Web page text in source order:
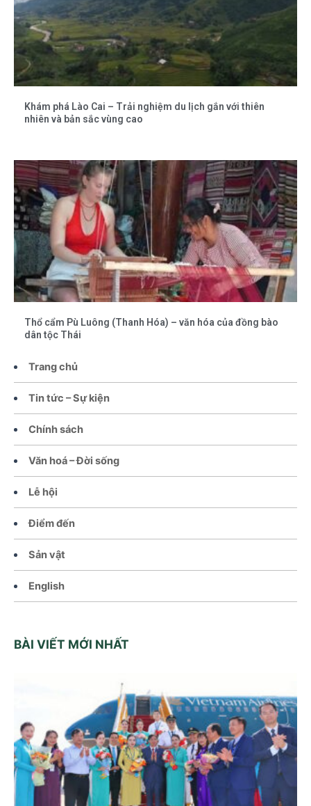
Trang chủ
Tin tức – Sự kiện
Chính sách
Văn hoá – Đời sống
Lễ hội
Điểm đến
Sản vật
English
BÀI VIẾT MỚI NHẤT
Khám phá Lào Cai – Trải nghiệm du lịch gắn với thiên
nhiên và bản sắc vùng cao
Thổ cẩm Pù Luông (Thanh Hóa) – văn hóa của đồng bào
dân tộc Thái